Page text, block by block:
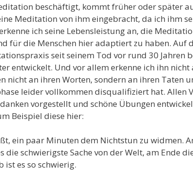
beschäftigt, kommt früher oder später
Meditation von ihm eingebracht, da ich ihm
ich seine Lebensleistung an, die
für die Menschen hier adaptiert zu haben. Auf
seit seinem Tod vor rund 30 Jahren
entwickelt. Und vor allem erkenne ich ihn nicht
nicht an ihren Worten, sondern an ihren Taten
leider vollkommen disqualifiziert hat. Allen
vorgestellt und schöne Übungen
Beispiel diese hier:
ein paar Minuten dem Nichtstun zu widmen.
die schwierigste Sache von der Welt, am Ende
ist es so schwierig.